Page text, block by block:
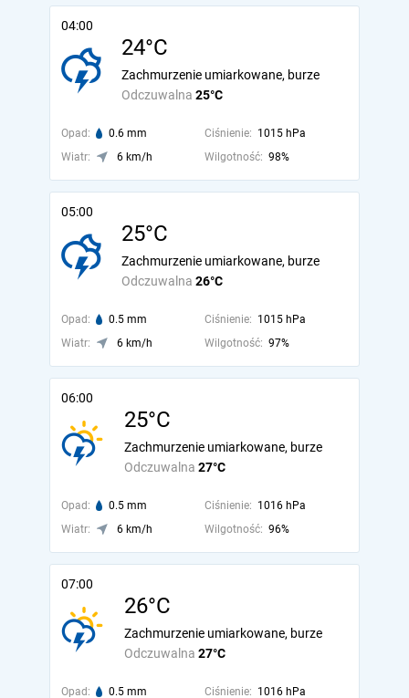
04:00
24°C
Odczuwalna 25°C
Zachmurzenie umiarkowane, burze
Opad: 0.6 mm Ciśnienie: 1015 hPa
Wiatr:
6 km/h Wilgotność: 98%
05:00
25°C
Odczuwalna 26°C
Zachmurzenie umiarkowane, burze
Opad: 0.5 mm Ciśnienie: 1015 hPa
Wiatr:
6 km/h Wilgotność: 97%
06:00
25°C
Odczuwalna 27°C
Zachmurzenie umiarkowane, burze
Opad: 0.5 mm Ciśnienie: 1016 hPa
Wiatr:
6 km/h Wilgotność: 96%
07:00
26°C
Odczuwalna 27°C
Zachmurzenie umiarkowane, burze
Opad: 0.5 mm Ciśnienie: 1016 hPa